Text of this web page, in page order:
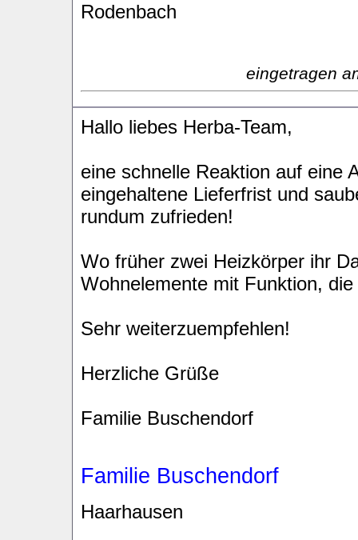
Rodenbach
eingetragen
Hallo liebes Herba-Team,
eine schnelle Reaktion auf eine
eingehaltene Lieferfrist und
rundum zufrieden!
Wo früher zwei Heizkörper ihr
Wohnelemente mit Funktion,
Sehr weiterzuempfehlen!
Herzliche Grüße
Familie Buschendorf
Familie Buschendorf
Haarhausen